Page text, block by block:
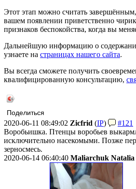
Этот этап можно считать
вашем появлении приветственно
признаков беспокойства, когда вы
Дальнейшую информацию о
узнаете на страницах нашего сайта.
Вы всегда сможете получить
квалифицированную консультацию,
Поделиться
2020-06-11 08:49:02 Zicfrid (IP)
#121
Воробьишка. Птенцы воробьев
исключительно насекомыми. Позже
зерносмесь.
2020-06-14 06:40:40 Maliarchuk Natalia